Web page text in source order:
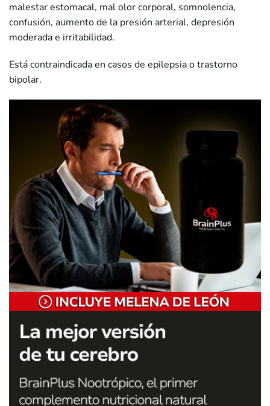
malestar estomacal, mal olor corporal, somnolencia,
confusión, aumento de la presión arterial, depresión
moderada e irritabilidad.
Está contraindicada en casos de epilepsia o trastorno
bipolar.